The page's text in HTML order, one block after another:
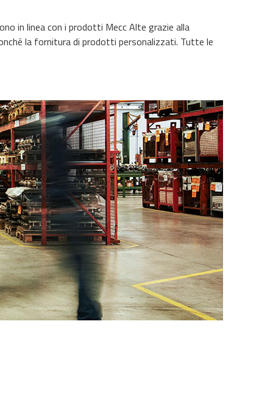
in linea con i prodotti Mecc Alte grazie alla
la fornitura di prodotti personalizzati. Tutte le